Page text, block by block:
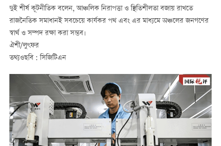
দুই শীর্ষ কূটনীতিক বলেন, আঞ্চলিক নিরাপত্তা ও স্থিতিশীলতা বজায় রাখতে
রাজনৈতিক সমাধানই সবচেয়ে কার্যকর পথ এবং এর মাধ্যমে অঞ্চলের জনগণের
স্বার্থ ও সম্পদ রক্ষা করা সম্ভব।
ঐশী/লুৎফর
তথ্যওছবি : সিজিটিএন